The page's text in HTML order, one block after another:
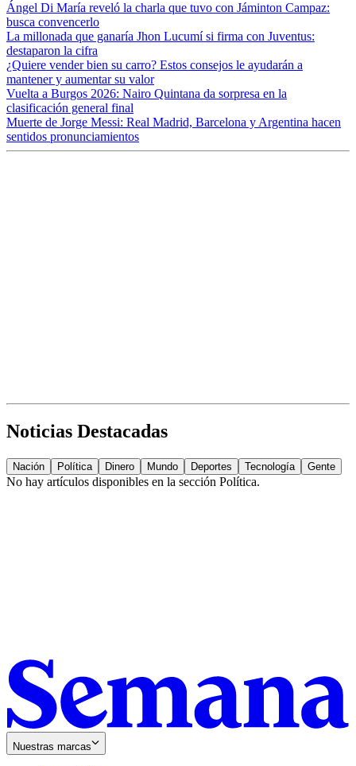
Ángel Di María reveló la charla que tuvo con Jáminton Campaz:
busca convencerlo
La millonada que ganaría Jhon Lucumí si firma con Juventus:
destaparon la cifra
¿Quiere vender bien su carro? Estos consejos le ayudarán a
mantener y aumentar su valor
Vuelta a Burgos 2026: Nairo Quintana da sorpresa en la
clasificación general final
Muerte de Jorge Messi: Real Madrid, Barcelona y Argentina hacen
sentidos pronunciamientos
Noticias Destacadas
Nación Política Dinero Mundo Deportes Tecnología Gente
No hay artículos disponibles en la sección Política.
Nuestras marcas